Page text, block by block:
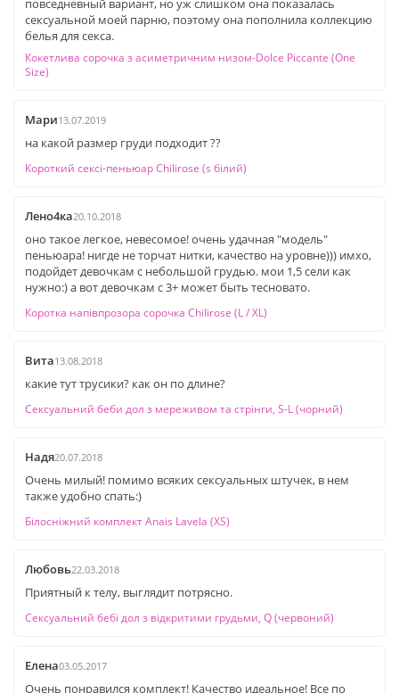
повседневный вариант, но уж слишком она показалась
сексуальной моей парню, поэтому она пополнила коллекцию
белья для секса.
Кокетлива сорочка з асиметричним низом-Dolce Piccante (One
Size)
Мари13.07.2019
на какой размер груди подходит ??
Короткий сексі-пеньюар Chilirose (s білий)
Лено4ка20.10.2018
оно такое легкое, невесомое! очень удачная "модель"
пеньюара! нигде не торчат нитки, качество на уровне))) имхо,
подойдет девочкам с небольшой грудью. мои 1,5 сели как
нужно:) а вот девочкам с 3+ может быть тесновато.
Коротка напівпрозора сорочка Chilirose (L / XL)
Вита13.08.2018
какие тут трусики? как он по длине?
Сексуальний беби дол з мереживом та стрінги, S-L (чорний)
Надя20.07.2018
Очень милый! помимо всяких сексуальных штучек, в нем
также удобно спать:)
Білосніжний комплект Anais Lavela (XS)
Любовь22.03.2018
Приятный к телу, выглядит потрясно.
Сексуальний бебі дол з відкритими грудьми, Q (червоний)
Елена03.05.2017
Очень понравился комплект! Качество идеальное! Все по